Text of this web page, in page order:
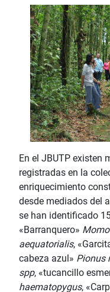
En el JBUTP existen
registradas en la
enriquecimiento
desde mediados del
se han identificado
«Barranquero»
aequatorialis,
cabeza azul» Pionus
spp, «tucancillo
haematopygus,